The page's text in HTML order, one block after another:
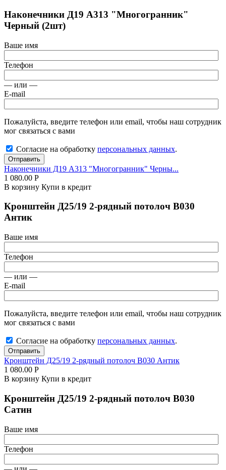
Наконечники Д19 А313 "Многогранник"
Черный (2шт)
Ваше имя
Телефон
— или —
E-mail
Пожалуйста, введите телефон или email, чтобы наш сотрудник
мог связаться с вами
Согласие на обработку персональных данных.
Отправить
Наконечники Д19 А313 "Многогранник" Черны...
1 080.00 Р
В корзину Купи в кредит
Кронштейн Д25/19 2-рядный потолоч В030
Антик
Ваше имя
Телефон
— или —
E-mail
Пожалуйста, введите телефон или email, чтобы наш сотрудник
мог связаться с вами
Согласие на обработку персональных данных.
Отправить
Кронштейн Д25/19 2-рядный потолоч В030 Антик
1 080.00 Р
В корзину Купи в кредит
Кронштейн Д25/19 2-рядный потолоч В030
Сатин
Ваше имя
Телефон